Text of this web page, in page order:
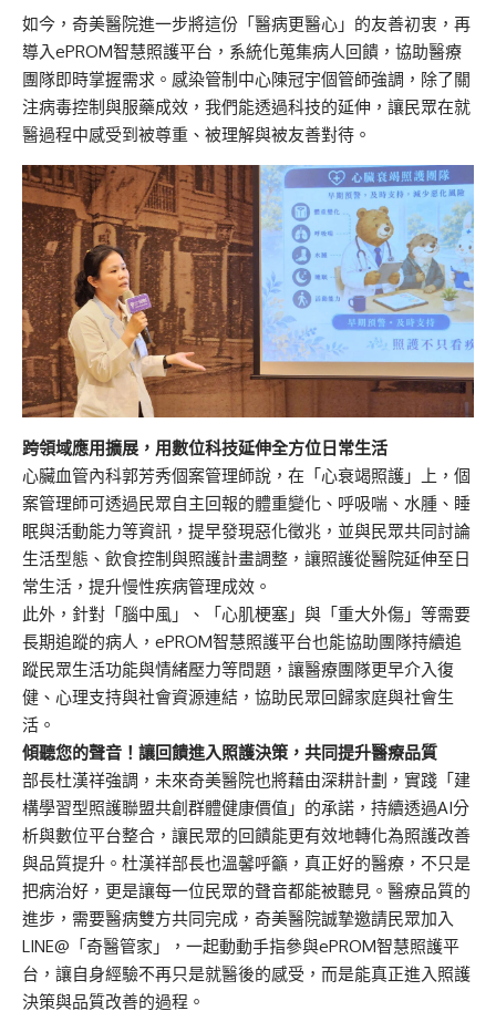
如今，奇美醫院進一步將這份「醫病更醫心」的友善初衷，再
導入ePROM智慧照護平台，系統化蒐集病人回饋，協助醫療
團隊即時掌握需求。感染管制中心陳冠宇個管師強調，除了關
注病毒控制與服藥成效，我們能透過科技的延伸，讓民眾在就
醫過程中感受到被尊重、被理解與被友善對待。
跨領域應用擴展，用數位科技延伸全方位日常生活
心臟血管內科郭芳秀個案管理師說，在「心衰竭照護」上，個
案管理師可透過民眾自主回報的體重變化、呼吸喘、水腫、睡
眠與活動能力等資訊，提早發現惡化徵兆，並與民眾共同討論
生活型態、飲食控制與照護計畫調整，讓照護從醫院延伸至日
常生活，提升慢性疾病管理成效。
此外，針對「腦中風」、「心肌梗塞」與「重大外傷」等需要
長期追蹤的病人，ePROM智慧照護平台也能協助團隊持續追
蹤民眾生活功能與情緒壓力等問題，讓醫療團隊更早介入復
健、心理支持與社會資源連結，協助民眾回歸家庭與社會生
活。
傾聽您的聲音！讓回饋進入照護決策，共同提升醫療品質
部長杜漢祥強調，未來奇美醫院也將藉由深耕計劃，實踐「建
構學習型照護聯盟共創群體健康價值」的承諾，持續透過AI分
析與數位平台整合，讓民眾的回饋能更有效地轉化為照護改善
與品質提升。杜漢祥部長也溫馨呼籲，真正好的醫療，不只是
把病治好，更是讓每一位民眾的聲音都能被聽見。醫療品質的
進步，需要醫病雙方共同完成，奇美醫院誠摯邀請民眾加入
LINE@「奇醫管家」，一起動動手指參與ePROM智慧照護平
台，讓自身經驗不再只是就醫後的感受，而是能真正進入照護
決策與品質改善的過程。